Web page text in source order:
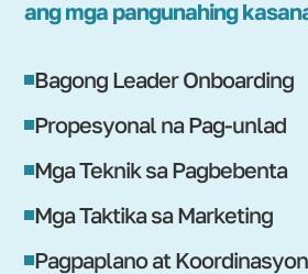
ang mga pangunahing
Bagong Leader Onboarding
Propesyonal na Pag-unlad
Mga Teknik sa Pagbebenta
Mga Taktika sa Marketing
Pagpaplano at